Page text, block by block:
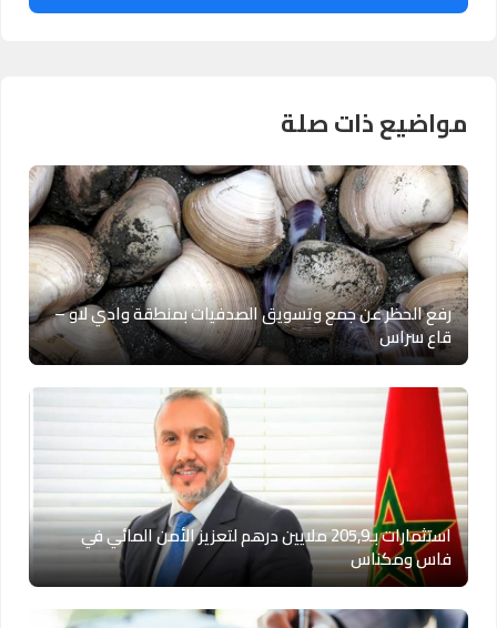
مواضيع ذات صلة
رفع الحظر عن جمع وتسويق الصدفيات بمنطقة وادي لاو –
قاع سراس
استثمارات بـ205,9 ملايين درهم لتعزيز الأمن المائي في
فاس ومكناس